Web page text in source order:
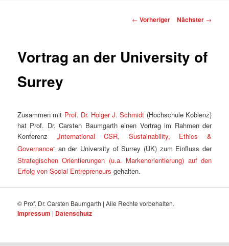
Beitragsnavigation
← Vorheriger Nächster →
Vortrag an der University of
Surrey
Zusammen mit Prof. Dr. Holger J. Schmidt (Hochschule Koblenz)
hat Prof. Dr. Carsten Baumgarth einen Vortrag im Rahmen der
Konferenz „International CSR, Sustainability, Ethics &
Governance“ an der University of Surrey (UK) zum Einfluss der
Strategischen Orientierungen (u.a. Markenorientierung) auf den
Erfolg von Social Entrepreneurs gehalten.
© Prof. Dr. Carsten Baumgarth | Alle Rechte vorbehalten.
Impressum | Datenschutz